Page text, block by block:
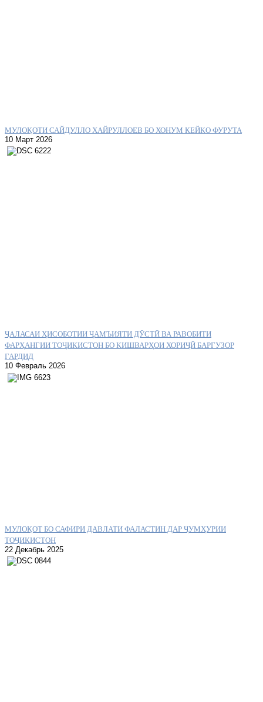
МУЛОҚОТИ САЙДУЛЛО ХАЙРУЛЛОЕВ БО ХОНУМ КЕЙКО ФУРУТА
10 Март 2026
ҶАЛАСАИ ҲИСОБОТИИ ҶАМЪИЯТИ ДӮСТӢ ВА РАВОБИТИ
ФАРҲАНГИИ ТОҶИКИСТОН БО КИШВАРҲОИ ХОРИҶӢ БАРГУЗОР
ГАРДИД
10 Февраль 2026
МУЛОҚОТ БО САФИРИ ДАВЛАТИ ФАЛАСТИН ДАР ҶУМҲУРИИ
ТОҶИКИСТОН
22 Декабрь 2025